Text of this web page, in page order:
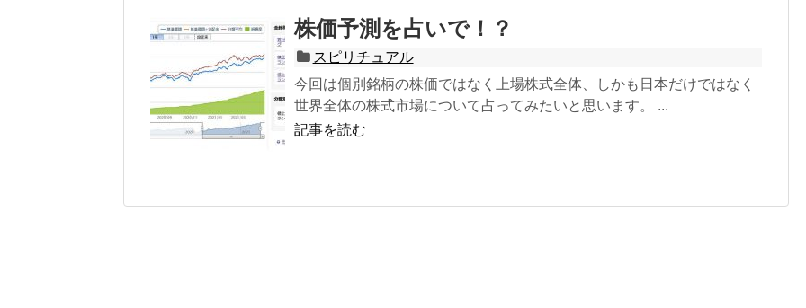
株価予測を占いで！？
スピリチュアル
今回は個別銘柄の株価ではなく上場株式全体、しかも日本だけではなく
世界全体の株式市場について占ってみたいと思います。 ...
記事を読む